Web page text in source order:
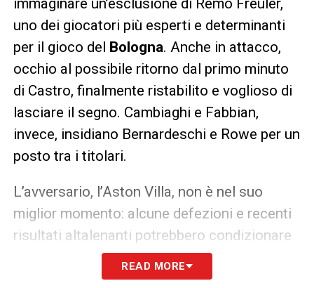
uno dei giocatori più esperti e determinanti
per il gioco del Bologna. Anche in attacco,
occhio al possibile ritorno dal primo minuto
di Castro, finalmente ristabilito e voglioso di
lasciare il segno. Cambiaghi e Fabbian,
invece, insidiano Bernardeschi e Rowe per un
posto tra i titolari.
L’avversario, l’Aston Villa, non è nel suo
miglior momento: alcune defezioni e recenti
risultati altalenanti potrebbero condizionare
la fiducia della squadra inglese. Per questo
Italiano sta studiando una strategia
READ MORE